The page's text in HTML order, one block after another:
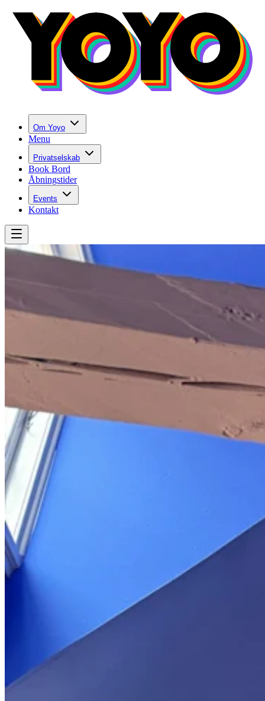
Om Yoyo
Menu
Privatselskab
Book Bord
Åbningstider
Events
Kontakt